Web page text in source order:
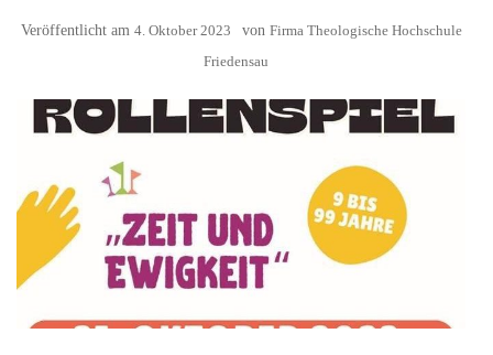
Veröffentlicht am 4. Oktober 2023 von Firma Theologische Hochschule
Friedensau